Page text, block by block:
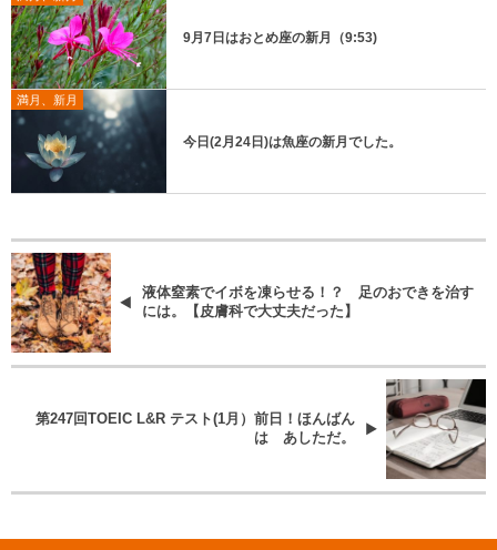
9月7日はおとめ座の新月（9:53)
満月、新月
今日(2月24日)は魚座の新月でした。
液体窒素でイボを凍らせる！？ 足のおできを治す
には。【皮膚科で大丈夫だった】
第247回TOEIC L&R テスト(1月）前日！ほんばん
は あしただ。